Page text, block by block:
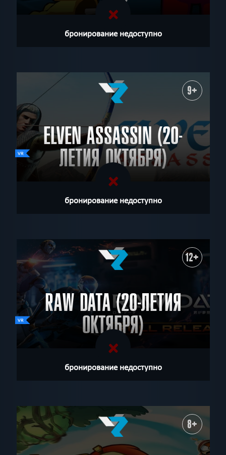
бронирование недоступно
9+
ELVEN ASSASSIN (20-
ЛЕТИЯ ОКТЯБРЯ)
бронирование недоступно
12+
RAW DATA (20-ЛЕТИЯ
ОКТЯБРЯ)
бронирование недоступно
8+